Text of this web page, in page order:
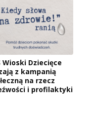
Wioski Dziecięce
z kampanią
na rzecz
i profilaktyki